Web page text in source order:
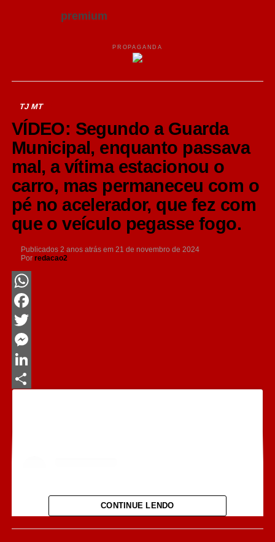
premium
PROPAGANDA
TJ MT
VÍDEO: Segundo a Guarda
Municipal, enquanto passava
mal, a vítima estacionou o
carro, mas permaneceu com o
pé no acelerador, que fez com
que o veículo pegasse fogo.
Publicados 2 anos atrás em 21 de novembro de 2024
Por redacao2
WhatsApp
Facebook
Twitter
Messenger
LinkedIn
CONTINUE LENDO